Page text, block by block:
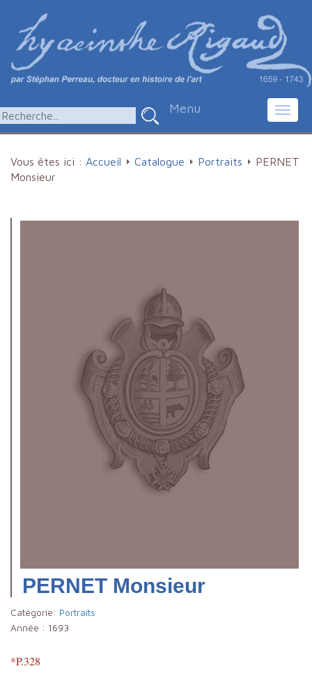
Menu
Vous êtes ici : Accueil Catalogue Portraits
PERNET
Monsieur
PERNET Monsieur
Catégorie: Portraits
Année : 1693
*P.328